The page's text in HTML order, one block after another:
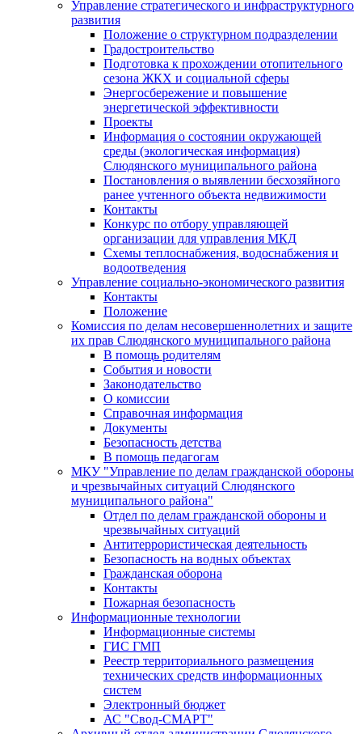
Управление стратегического и инфраструктурного
развития
Положение о структурном подразделении
Градостроительство
Подготовка к прохождении отопительного
сезона ЖКХ и социальной сферы
Энергосбережение и повышение
энергетической эффективности
Проекты
Информация о состоянии окружающей
среды (экологическая информация)
Слюдянского муниципального района
Постановления о выявлении бесхозяйного
ранее учтенного объекта недвижимости
Контакты
Конкурс по отбору управляющей
организации для управления МКД
Схемы теплоснабжения, водоснабжения и
водоотведения
Управление социально-экономического развития
Контакты
Положение
Комиссия по делам несовершеннолетних и защите
их прав Слюдянского муниципального района
В помощь родителям
События и новости
Законодательство
О комиссии
Справочная информация
Документы
Безопасность детства
В помощь педагогам
МКУ "Управление по делам гражданской обороны
и чрезвычайных ситуаций Слюдянского
муниципального района"
Отдел по делам гражданской обороны и
чрезвычайных ситуаций
Антитеррористическая деятельность
Безопасность на водных объектах
Гражданская оборона
Контакты
Пожарная безопасность
Информационные технологии
Информационные системы
ГИС ГМП
Реестр территориального размещения
технических средств информационных
систем
Электронный бюджет
АС "Свод-СМАРТ"